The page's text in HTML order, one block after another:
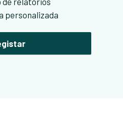
personalizada